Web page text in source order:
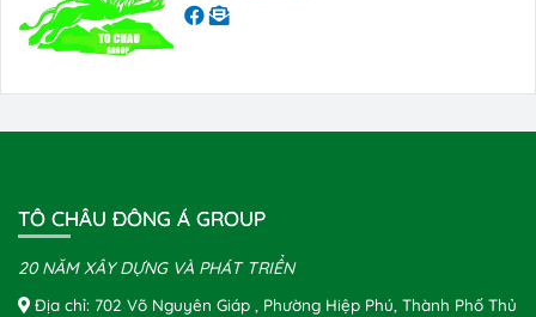
TÔ CHÂU ĐÔNG Á GROUP
20 NĂM XÂY DỰNG VÀ PHÁT TRIỂN
Địa chỉ: 702 Võ Nguyên Giáp , Phường Hiệp Phú, Thành Phố Thủ